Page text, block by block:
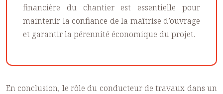
financière du chantier est essentielle pour
maintenir la confiance de la maîtrise d’ouvrage
et garantir la pérennité économique du projet.
En conclusion, le rôle du conducteur de travaux dans un